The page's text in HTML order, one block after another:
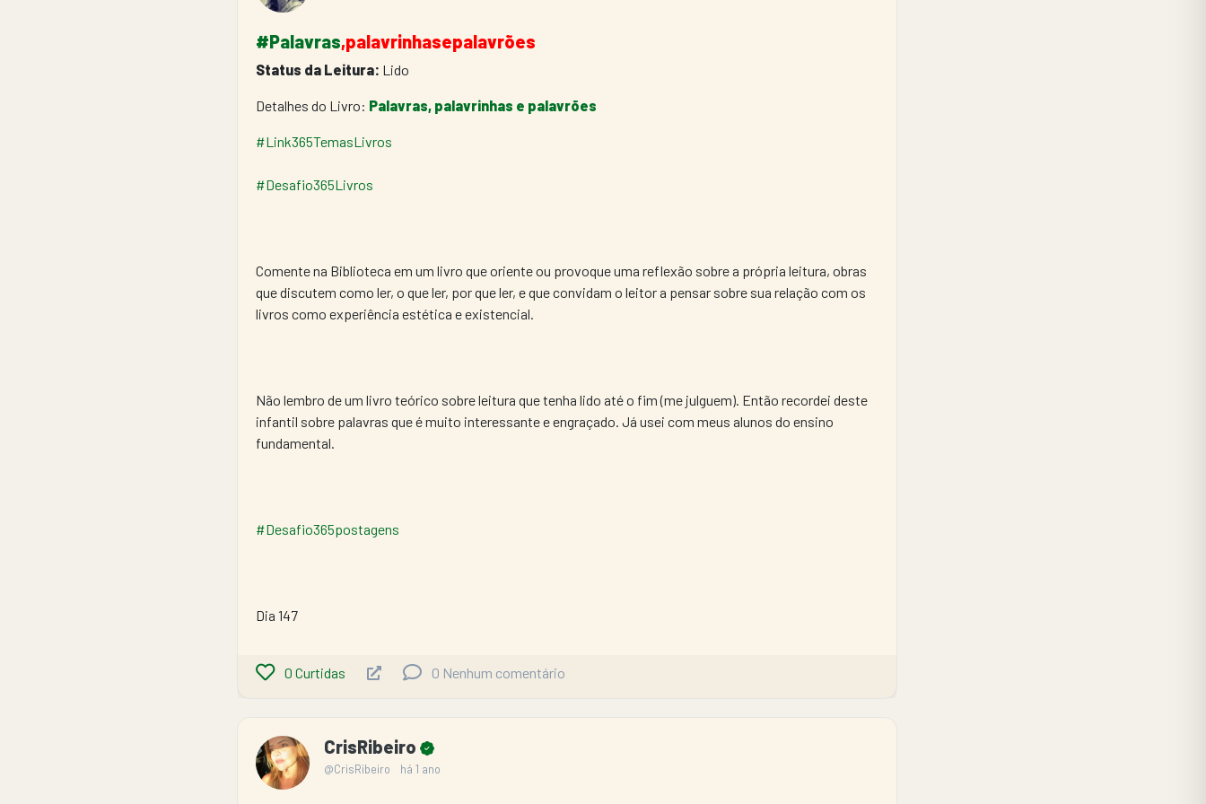
#Palavras,palavrinhasepalavrões
Status da Leitura: Lido
Detalhes do Livro: Palavras, palavrinhas e palavrões
#Link365TemasLivros
#Desafio365Livros
Comente na Biblioteca em um livro que oriente ou provoque uma reflexão sobre a própria leitura, obras
que discutem como ler, o que ler, por que ler, e que convidam o leitor a pensar sobre sua relação com os
livros como experiência estética e existencial.
Não lembro de um livro teórico sobre leitura que tenha lido até o fim (me julguem). Então recordei deste
infantil sobre palavras que é muito interessante e engraçado. Já usei com meus alunos do ensino
fundamental.
#Desafio365postagens
Dia 147
0 Curtidas 0 Nenhum comentário
CrisRibeiro
@CrisRibeiro há 1 ano